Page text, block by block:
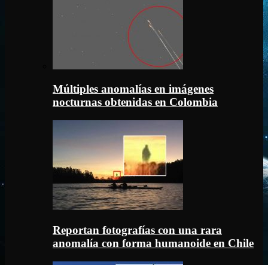
Múltiples anomalías en imágenes
nocturnas obtenidas en Colombia
Reportan fotografías con una rara
anomalía con forma humanoide en Chile